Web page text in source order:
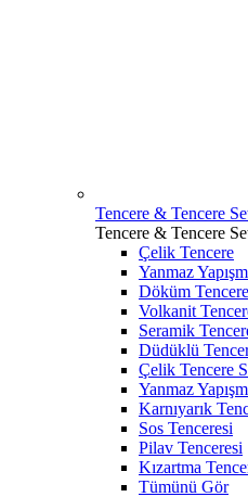
Tencere & Tencere
Tencere & Tencere
Çelik Tencere
Yanmaz
Döküm Tencere
Volkanit
Seramik
Düdüklü
Çelik Tencere
Yanmaz
Karnıyarık
Sos Tenceresi
Pilav Tenceresi
Kızartma
Tümünü Gör